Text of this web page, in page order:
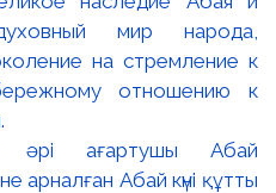
ағартушы Абай
арналған Абай күні құтты